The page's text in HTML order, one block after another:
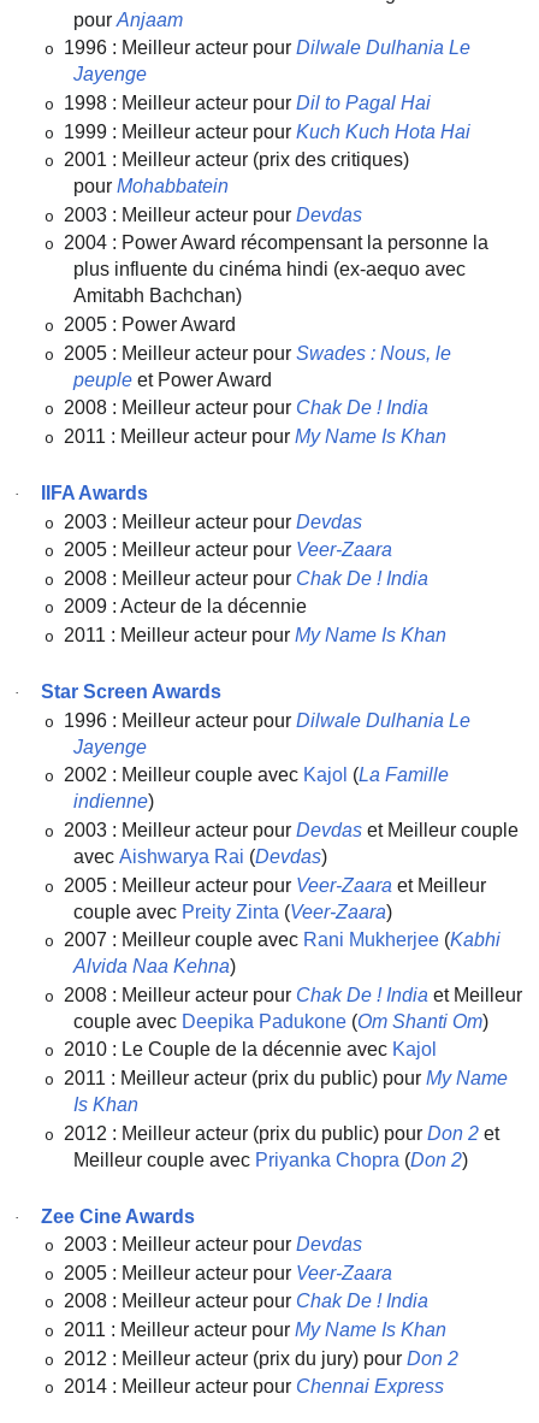
pourAnjaam
o 1996 : Meilleur acteur pourDilwale Dulhania Le
Jayenge
o 1998 : Meilleur acteur pourDil to Pagal Hai
o 1999 : Meilleur acteur pourKuch Kuch Hota Hai
o
2001 : Meilleur acteur (prix des critiques)
pourMohabbatein
o 2003 : Meilleur acteur pourDevdas
o
2004 : Power Award récompensant la personne la
plus influente du cinéma hindi (ex-aequo avec
Amitabh Bachchan)
o 2005 : Power Award
o 2005 : Meilleur acteur pourSwades : Nous, le
peuple et Power Award
o 2008 : Meilleur acteur pour Chak De ! India
o 2011 : Meilleur acteur pourMy Name Is Khan
· IIFA Awards
o 2003 : Meilleur acteur pourDevdas
o 2005 : Meilleur acteur pour Veer-Zaara
o 2008 : Meilleur acteur pour Chak De ! India
o 2009 : Acteur de la décennie
o 2011 : Meilleur acteur pourMy Name Is Khan
· Star Screen Awards
o 1996 : Meilleur acteur pourDilwale Dulhania Le
Jayenge
o 2002 : Meilleur couple avec Kajol (La Famille
indienne)
o 2003 : Meilleur acteur pourDevdas et Meilleur couple
avecAishwarya Rai (Devdas)
o 2005 : Meilleur acteur pour Veer-Zaara et Meilleur
couple avec Preity Zinta (Veer-Zaara)
o 2007 : Meilleur couple avec Rani Mukherjee (Kabhi
Alvida Naa Kehna)
o 2008 : Meilleur acteur pour Chak De ! India et Meilleur
couple avec Deepika Padukone (Om Shanti Om)
o 2010 : Le Couple de la décennie avec Kajol
o 2011 : Meilleur acteur (prix du public) pourMy Name
Is Khan
o 2012 : Meilleur acteur (prix du public) pourDon 2 et
Meilleur couple avec Priyanka Chopra (Don 2)
· Zee Cine Awards
o 2003 : Meilleur acteur pourDevdas
o 2005 : Meilleur acteur pour Veer-Zaara
o 2008 : Meilleur acteur pour Chak De ! India
o 2011 : Meilleur acteur pourMy Name Is Khan
o 2012 : Meilleur acteur (prix du jury) pourDon 2
o 2014 : Meilleur acteur pour Chennai Express